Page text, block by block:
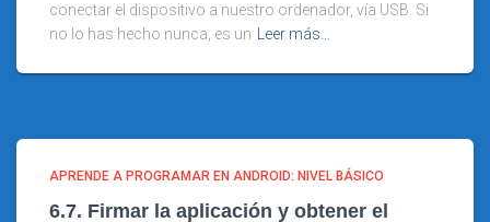
conectar el dispositivo a nuestro ordenador, vía USB. Si
no lo has hecho nunca, es un Leer más…
APRENDE A PROGRAMAR EN ANDROID: NIVEL BÁSICO
6.7. Firmar la aplicación y obtener el